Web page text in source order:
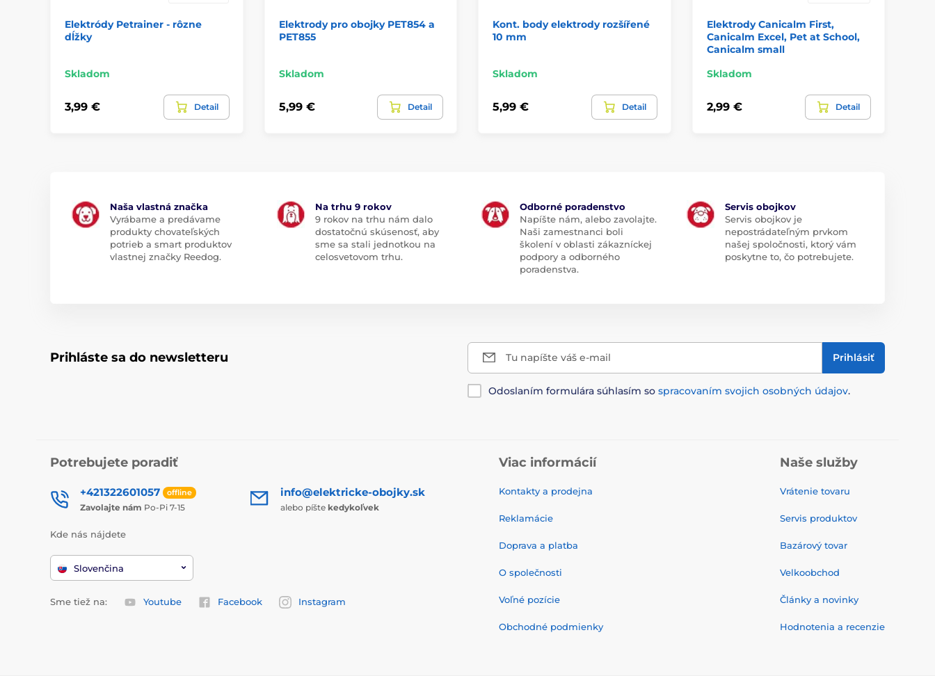
Elektródy Petrainer - rôzne
dĺžky
Skladom
3,99 € Detail
Elektrody pro obojky PET854 a
PET855
Skladom
5,99 € Detail
Kont. body elektrody rozšířené
10 mm
Skladom
5,99 € Detail
Elektrody Canicalm First,
Canicalm Excel, Pet at School,
Canicalm small
Skladom
2,99 € Detail
Naša vlastná značka
Vyrábame a predávame
produkty chovateľských
potrieb a smart produktov
vlastnej značky Reedog.
Na trhu 9 rokov
9 rokov na trhu nám dalo
dostatočnú skúsenosť, aby
sme sa stali jednotkou na
celosvetovom trhu.
Odborné poradenstvo
Napíšte nám, alebo zavolajte.
Naši zamestnanci boli
školení v oblasti zákazníckej
podpory a odborného
poradenstva.
Servis obojkov
Servis obojkov je
nepostrádateľným prvkom
našej spoločnosti, ktorý vám
poskytne to, čo potrebujete.
Prihláste sa do newsletteru Tu napíšte váš e-mail Prihlásiť
Odoslaním formulára súhlasím so spracovaním svojich osobných údajov.
Potrebujete poradiť
+421322601057 offline
Zavolajte nám Po-Pi 7-15
info@elektricke-obojky.sk
alebo píšte kedykoľvek
Kde nás nájdete
Slovenčina
Sme tiež na: Youtube Facebook Instagram
Viac informácií
Kontakty a prodejna
Reklamácie
Doprava a platba
O společnosti
Voľné pozície
Obchodné podmienky
Naše služby
Vrátenie tovaru
Servis produktov
Bazárový tovar
Velkoobchod
Články a novinky
Hodnotenia a recenzie